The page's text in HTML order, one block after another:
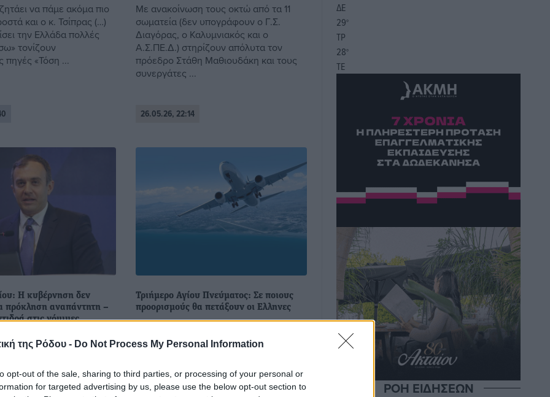
της Ρόδου - Do Not Process My Personal Information
opt-out of the sale, sharing to third parties, or processing of your personal or
for targeted advertising by us, please use the below opt-out section to
να πάμε ακόμα πιο
και ο κ. Τσίπρας (…)
την Ελλάδα πολλές
τονίζουν
πηγές «Τόση ...
Με ανακοίνωση τους οκτώ από τα 11
σωματεία (δεν υπογράφουν ο Γ.Σ.
Διαγόρας, ο Καλυμνιακός και ο
Α.Σ.ΠΕ.Δ.) στηρίζουν απόλυτα τον
πρόεδρο Στάθη Μαθιουδάκη και τους
συνεργάτες ...
26.05.26, 22:14
Η κυβέρνηση δεν
πρόκληση αναπάντητη –
στις νόμιμες
να αντιδράσει στις
χρόνια. Η
έχει αφήσει καμία
Τριήμερο Αγίου Πνεύματος: Σε ποιους
προορισμούς θα πετάξουν οι Eλληνες
φετινό τριήμερο του Αγίου
Μαΐου έως 2 Ιουνίου αγγίζει το 80%
στο δίκτυο εξωτερικού και 75%
στο δίκτυο ...
ΔΕ
29°
ΤΡ
28°
ΤΕ
ΡΟΗ ΕΙΔΗΣΕΩΝ